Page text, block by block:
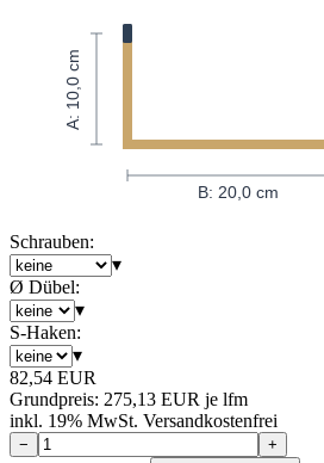
A: 10,0 cm
B: 20,0 cm
Schrauben:
▾
Ø Dübel:
▾
S-Haken:
▾
82,54 EUR
Grundpreis: 275,13 EUR je lfm
inkl. 19% MwSt. Versandkostenfrei
− +